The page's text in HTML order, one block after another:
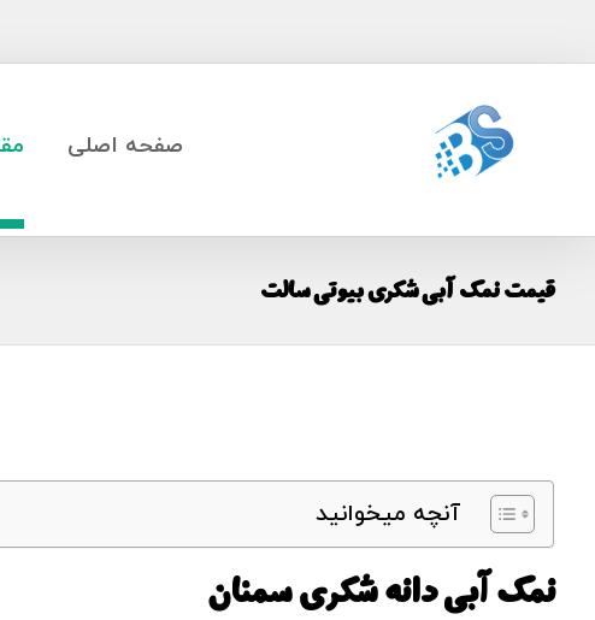
صفحه اصلی
قیمت نمک آبی شکری بیوتی سالت
آنچه میخوانید
نمک آبی دانه شکری سمنان